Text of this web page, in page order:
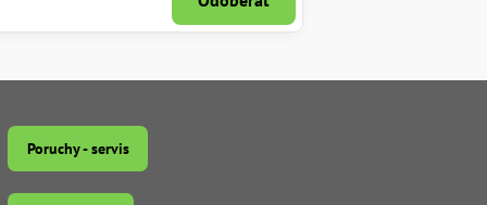
Poruchy - servis